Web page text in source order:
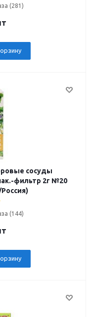
(281)
сосуды
фильтр 2г №20
(144)